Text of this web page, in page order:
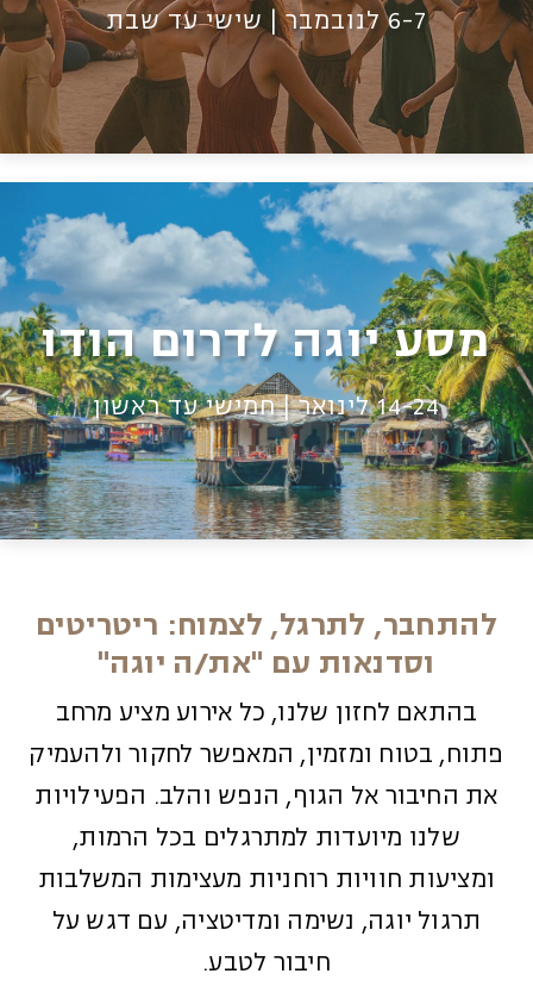
6-7 לנובמבר | שישי עד שבת
מסע יוגה לדרום הודו
14-24 לינואר | חמישי עד ראשון
להתחבר, לתרגל, לצמוח: ריטריטים
וסדנאות עם "את/ה יוגה"
בהתאם לחזון שלנו, כל אירוע מציע מרחב
פתוח, בטוח ומזמין, המאפשר לחקור ולהעמיק
את החיבור אל הגוף, הנפש והלב. הפעילויות
שלנו מיועדות למתרגלים בכל הרמות,
ומציעות חוויות רוחניות מעצימות המשלבות
תרגול יוגה, נשימה ומדיטציה, עם דגש על
חיבור לטבע.